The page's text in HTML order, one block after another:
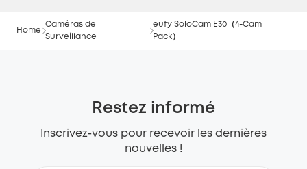
Home
Caméras de
Surveillance
eufy SoloCam E30（4-Cam
Pack）
Restez informé
Inscrivez-vous pour recevoir les dernières
nouvelles !